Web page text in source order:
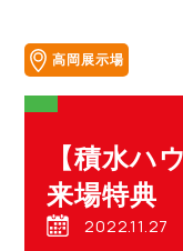
高岡展示場
【積水ハ
来場特典
2022.11.27